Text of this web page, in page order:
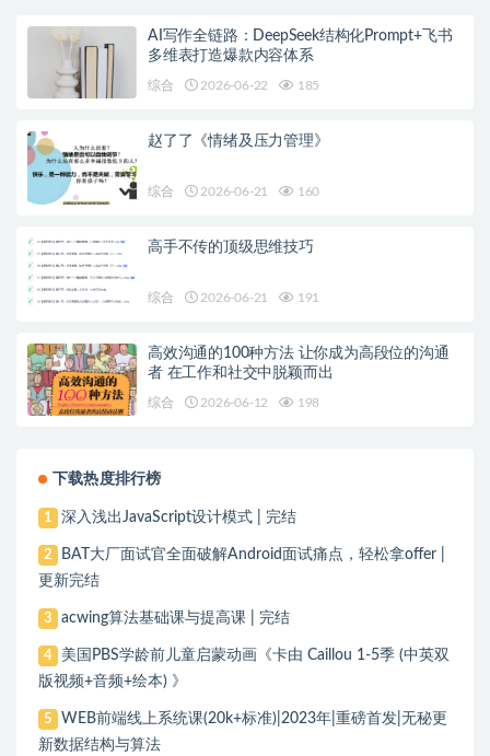
AI写作全链路：DeepSeek结构化Prompt+飞书
多维表打造爆款内容体系
综合 2026-06-22 185
赵了了《情绪及压力管理》
综合 2026-06-21 160
高手不传的顶级思维技巧
综合 2026-06-21 191
高效沟通的100种方法 让你成为高段位的沟通
者 在工作和社交中脱颖而出
综合 2026-06-12 198
下载热度排行榜
1 深入浅出JavaScript设计模式 | 完结
2
BAT大厂面试官全面破解Android面试痛点，轻松拿offer |
更新完结
3 acwing算法基础课与提高课 | 完结
4
美国PBS学龄前儿童启蒙动画《卡由 Caillou 1-5季 (中英双
版视频+音频+绘本) 》
5
WEB前端线上系统课(20k+标准)|2023年|重磅首发|无秘更
新数据结构与算法